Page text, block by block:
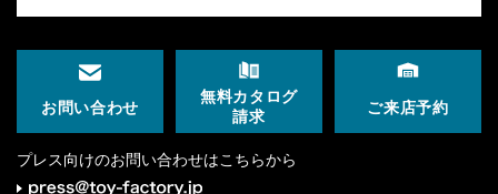
お問い合わせ
無料カタログ
請求
ご来店予約
プレス向けのお問い合わせはこちらから